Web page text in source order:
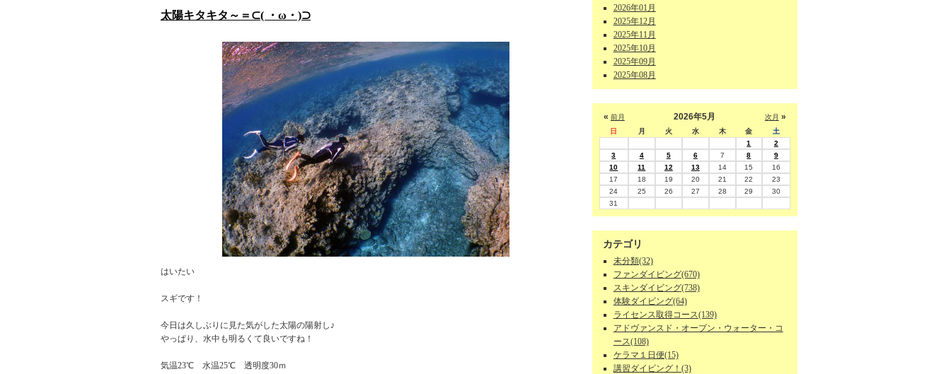
太陽キタキタ～＝⊂( ・ω・)⊃
はいたい
スギです！
今日は久しぶりに見た気がした太陽の陽射し♪
やっぱり、水中も明るくて良いですね！
気温23℃ 水温25℃ 透明度30ｍ
2026年01月
2025年12月
2025年11月
2025年10月
2025年09月
2025年08月
« 前月 次月 »
2026年5月
日 月 火 水 木 金
土
1
2
3
4 5 6 7 8
9
10
11 12 13 14 15
16
17
18 19 20 21 22
23
24
25 26 27 28 29
30
31
カテゴリ
未分類(32)
ファンダイビング(670)
スキンダイビング(738)
体験ダイビング(64)
ライセンス取得コース(139)
アドヴァンスド・オープン・ウォーター・コ
ース(108)
ケラマ１日便(15)
講習ダイビング！(3)